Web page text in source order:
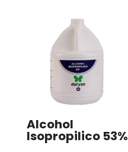
Alcohol
Isopropilico 53%